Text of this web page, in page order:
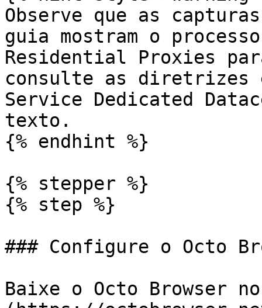
Observe que as
guia mostram o
Residential Proxies
consulte as diretrizes
Service Dedicated
texto.
{% endhint %}
{% stepper %}
{% step %}
### Configure o Octo
Baixe o Octo